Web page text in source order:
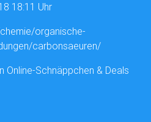
18:11 Uhr
organische-
carbonsaeuren/
Online-Schnäppchen & Deals